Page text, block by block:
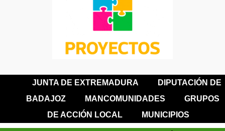
JUNTA DE EXTREMADURA
DIPUTACIÓN DE
BADAJOZ
MANCOMUNIDADES
GRUPOS
DE ACCIÓN LOCAL
MUNICIPIOS